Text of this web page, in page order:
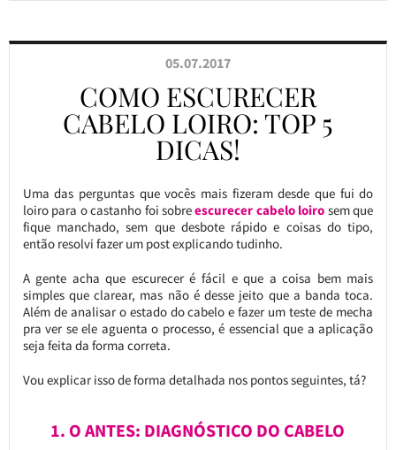
05.07.2017
COMO ESCURECER
CABELO LOIRO: TOP 5
DICAS!
Uma das perguntas que vocês mais fizeram desde que fui do
loiro para o castanho foi sobreescurecer cabelo loiro sem que
fique manchado, sem que desbote rápido e coisas do tipo,
então resolvi fazer um post explicando tudinho.
A gente acha que escurecer é fácil e que a coisa bem mais
simples que clarear, mas não é desse jeito que a banda toca.
Além de analisar o estado do cabelo e fazer um teste de mecha
pra ver se ele aguenta o processo, é essencial que a aplicação
seja feita da forma correta.
Vou explicar isso de forma detalhada nos pontos seguintes, tá?
1. O ANTES: DIAGNÓSTICO DO CABELO